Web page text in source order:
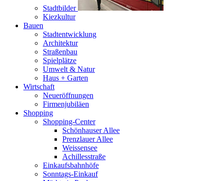
Stadtbilder
Kiezkultur
Bauen
Stadtentwicklung
Architektur
Straßenbau
Spielplätze
Umwelt & Natur
Haus + Garten
Wirtschaft
Neueröffnungen
Firmenjubiläen
Shopping
Shopping-Center
Schönhauser Allee
Prenzlauer Allee
Weissensee
Achillesstraße
Einkaufsbahnhöfe
Sonntags-Einkauf